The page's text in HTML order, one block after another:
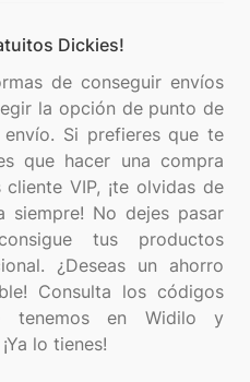
Dickies!
de conseguir envíos
la opción de punto de
Si prefieres que te
que hacer una compra
VIP, ¡te olvidas de
siempre! No dejes pasar
tus productos
¿Deseas un ahorro
Consulta los códigos
tenemos en Widilo y